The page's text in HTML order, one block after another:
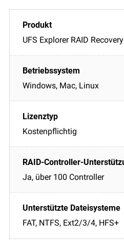
UFS Explorer RAID Recovery
Windows, Mac, Linux
Kostenpflichtig
Ja, über 100 Controller
FAT, NTFS, Ext2/3/4, HFS+